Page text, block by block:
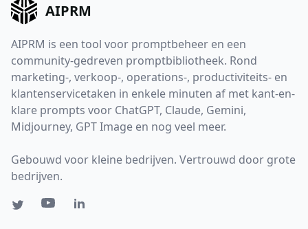
AIPRM
AIPRM is een tool voor promptbeheer en een
community-gedreven promptbibliotheek. Rond
marketing-, verkoop-, operations-, productiviteits- en
klantenservicetaken in enkele minuten af met kant-en-
klare prompts voor ChatGPT, Claude, Gemini,
Midjourney, GPT Image en nog veel meer.
Gebouwd voor kleine bedrijven. Vertrouwd door grote
bedrijven.